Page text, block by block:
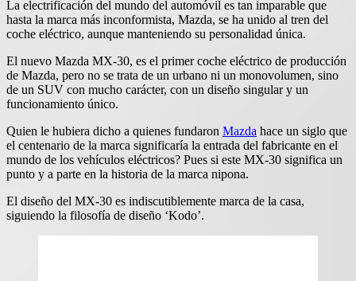
La electrificación del mundo del automóvil es tan imparable que
hasta la marca más inconformista, Mazda, se ha unido al tren del
coche eléctrico, aunque manteniendo su personalidad única.
El nuevo Mazda MX-30, es el primer coche eléctrico de producción
de Mazda, pero no se trata de un urbano ni un monovolumen, sino
de un SUV con mucho carácter, con un diseño singular y un
funcionamiento único.
Quien le hubiera dicho a quienes fundaron Mazda hace un siglo que
el centenario de la marca significaría la entrada del fabricante en el
mundo de los vehículos eléctricos? Pues si este MX-30 significa un
punto y a parte en la historia de la marca nipona.
El diseño del MX-30 es indiscutiblemente marca de la casa,
siguiendo la filosofía de diseño ‘Kodo’.